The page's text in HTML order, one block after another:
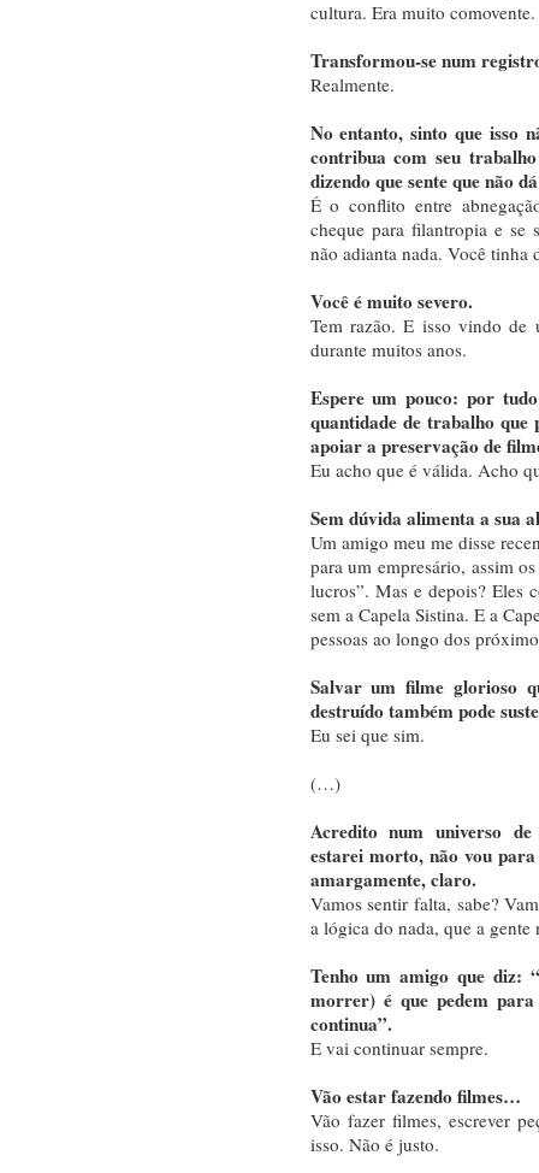
cultura. Era muito comovente.
Transformou-se num
Realmente.
No entanto, sinto que isso
contribua com seu
dizendo que sente que não
É o conflito entre
cheque para filantropia e se
não adianta nada. Você tinha
Você é muito severo.
Tem razão. E isso vindo de
durante muitos anos.
Espere um pouco: por
quantidade de trabalho
apoiar a preservação de
Eu acho que é válida. Acho
Sem dúvida alimenta a sua
Um amigo meu me disse
para um empresário, assim
lucros”. Mas e depois? Eles
sem a Capela Sistina. E a
pessoas ao longo dos
Salvar um filme glorioso
destruído também pode
Eu sei que sim.
(…)
Acredito num universo
estarei morto, não vou
amargamente, claro.
Vamos sentir falta, sabe?
a lógica do nada, que a gente
Tenho um amigo que diz:
morrer) é que pedem
continua”.
E vai continuar sempre.
Vão estar fazendo filmes…
Vão fazer filmes, escrever
isso. Não é justo.